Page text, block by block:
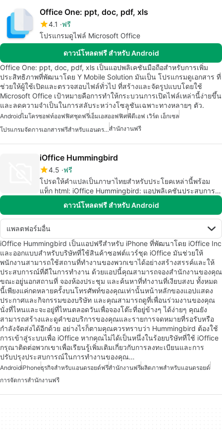
Office One: ppt, doc, pdf, xls
4.1
ฟรี
โปรแกรมดูไฟล์ Microsoft Office
ดาวน์โหลดฟรี สำหรับ Android
Office One: ppt, doc, pdf, xls เป็นแอปพลิเคชันมือถือสำหรับการเพิ่ม
ประสิทธิภาพที่พัฒนาโดย Y Mobile Solution มันเป็น โปรแกรมดูเอกสาร ที่
ช่วยให้ผู้ใช้เปิดและตรวจสอบไฟล์ทั่วไป ที่สร้างและจัดรูปแบบโดยใช้
Microsoft Office เป้าหมายคือการทำให้กระบวนการเปิดไฟล์เหล่านี้ง่ายขึ้น
และลดความจำเป็นในการสลับระหว่างโซลูชันเฉพาะทางหลายๆ ตัว.
Androidไมโครซอฟท์ออฟฟิศชุดฟรีเอ็มเอสออฟฟิศพีดีเอฟ เวิร์ด เอ็กเซล
โปรแกรมจัดการเอกสารฟรีสำหรับแอนดรอยด์สำนักงานฟรี
iOffice Hummingbird
4.5 ฟรี
โปรดให้คำแปลเป็นภาษาไทยสำหรับประโยคเหล่านี้พร้อม
แท็ก html: iOffice Hummingbird: แอปพลิเคชันประสบการณ์
ที่ทำงานสำหรับลูกค้า iOffice
ดาวน์โหลดฟรี สำหรับ Android
แพลตฟอร์มอื่น
iOffice Hummingbird เป็นแอปฟรีสำหรับ iPhone ที่พัฒนาโดย iOffice Inc
และออกแบบสำหรับบริษัทที่ใช้สินค้าซอฟต์แวร์ชุด iOffice มันช่วยให้
พนักงานสามารถใช้สถานที่ทำงานของพวกเขาได้อย่างสร้างสรรค์และให้
ประสบการณ์ที่ดีในการทำงาน ด้วยแอปนี้คุณสามารถจองสำนักงานของคุณ
ขณะอยู่นอกสถานที่ จองห้องประชุม และค้นหาที่ทำงานที่เงียบสงบ ทั้งหมด
นี้เพียงแค่กดหลายครั้งบนโทรศัพท์ของคุณเท่านั้นหน้าหลักของแอปแสดง
ประกาศและกิจกรรมของบริษัท และคุณสามารถดูที่เพื่อนร่วมงานของคุณ
นั่งที่ไหนและจะอยู่ที่ไหนตลอดวันเพื่อจองโต๊ะที่อยู่ข้างๆ ได้ง่ายๆ คุณยัง
สามารถสร้างและดูคำขอบริการของคุณและรายการจดหมายที่รอรับหรือ
กำลังจัดส่งได้อีกด้วย อย่างไรก็ตามคุณควรทราบว่า Hummingbird ต้องใช้
การเข้าสู่ระบบเพื่อ iOffice หากคุณไม่ได้เป็นหนึ่งในร้อยบริษัทที่ใช้ iOffice
กรุณาติดต่อพวกเขาเพื่อเรียนรู้เพิ่มเติมเกี่ยวกับการลงทะเบียนและการ
ปรับปรุงประสบการณ์ในการทำงานของคุณ…
AndroidiPhoneธุรกิจสำหรับแอนดรอยด์ฟรีสำนักงานฟรีผลิตภาพสำหรับแอนดรอยด์
การจัดการสำนักงานฟรี